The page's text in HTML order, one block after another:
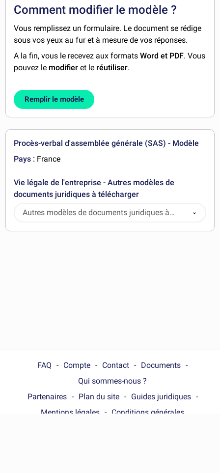
Comment modifier le modèle ?
Vous remplissez un formulaire. Le document se rédige
sous vos yeux au fur et à mesure de vos réponses.
A la fin, vous le recevez aux formatsWord et PDF. Vous
pouvez le modifier et le réutiliser.
Remplir le modèle
Procès-verbal d'assemblée générale (SAS) - Modèle
Pays : France
Vie légale de l'entreprise - Autres modèles de
documents juridiques à télécharger
Autres modèles de documents juridiques à
télécharger
FAQ Compte Contact
Documents
Qui sommes-nous ?
Partenaires
Plan du site
Guides juridiques
Mentions légales
Conditions générales